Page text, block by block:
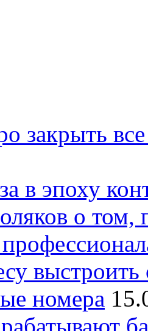
закрыть
в эпоху
о том,
номера